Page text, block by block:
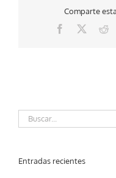
Comparte
Facebook
Buscar:
Entradas recientes